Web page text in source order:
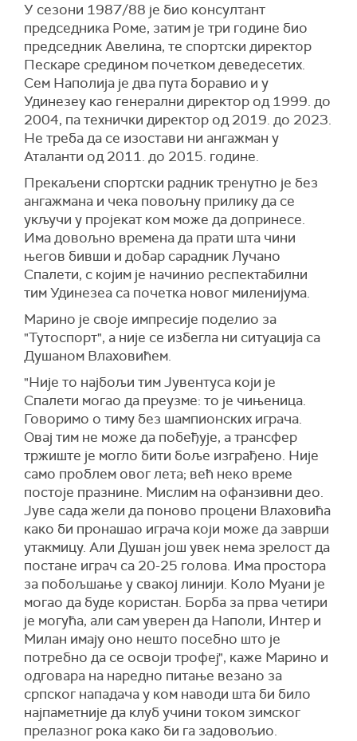
У сезони 1987/88 је био консултант
председника Роме, затим је три године био
председник Авелина, те спортски директор
Пескаре средином почетком деведесетих.
Сем Наполија је два пута боравио и у
Удинезеу као генерални директор од 1999. до
2004, па технички директор од 2019. до 2023.
Не треба да се изостави ни ангажман у
Аталанти од 2011. до 2015. године.
Прекаљени спортски радник тренутно је без
ангажмана и чека повољну прилику да се
укључи у пројекат ком може да допринесе.
Има довољно времена да прати шта чини
његов бивши и добар сарадник Лучано
Спалети, с којим је начинио респектабилни
тим Удинезеа са почетка новог миленијума.
Марино је своје импресије поделио за
"Тутоспорт", а није се избегла ни ситуација са
Душаном Влаховићем.
"Није то најбољи тим Јувентуса који је
Спалети могао да преузме: то је чињеница.
Говоримо о тиму без шампионских играча.
Овај тим не може да побеђује, а трансфер
тржиште је могло бити боље изграђено. Није
само проблем овог лета; већ неко време
постоје празнине. Мислим на офанзивни део.
Јуве сада жели да поново процени Влаховића
како би пронашао играча који може да заврши
утакмицу. Али Душан још увек нема зрелост да
постане играч са 20-25 голова. Има простора
за побољшање у свакој линији. Коло Муани је
могао да буде користан. Борба за прва четири
је могућа, али сам уверен да Наполи, Интер и
Милан имају оно нешто посебно што је
потребно да се освоји трофеј", каже Марино и
одговара на наредно питање везано за
српског нападача у ком наводи шта би било
најпаметније да клуб учини током зимског
прелазног рока како би га задовољио.